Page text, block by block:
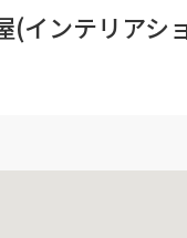
(インテリアシ